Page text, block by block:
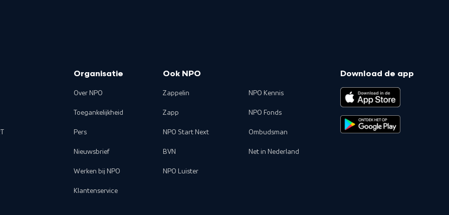
Organisatie
Over NPO
Toegankelijkheid
Pers
Nieuwsbrief
Werken bij NPO
Klantenservice
Ook NPO
Zappelin
Zapp
NPO Start Next
BVN
NPO Luister
NPO Kennis
NPO Fonds
Ombudsman
Net in Nederland
Download de app